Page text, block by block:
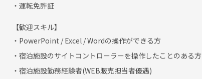
・運転免許証
【歓迎スキル】
・PowerPoint / Excel / Wordの操作ができる方
・宿泊施設のサイトコントローラーを操作したことのある方
・宿泊施設勤務経験者(WEB販売担当者優遇)